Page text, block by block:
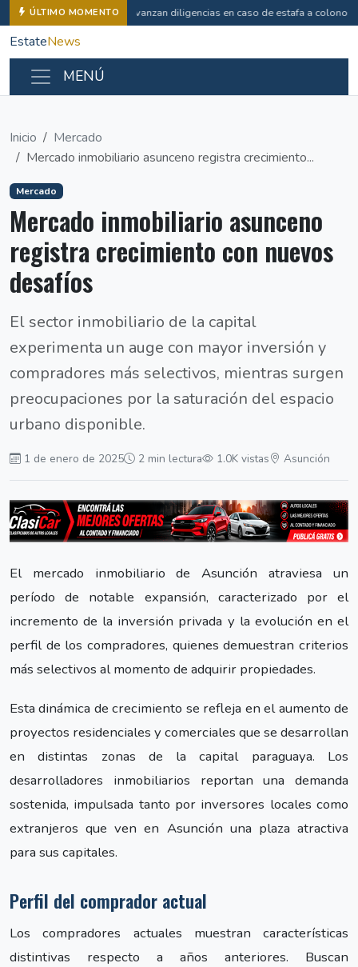
ÚLTIMO MOMENTO Avanzan diligencias en caso de estafa a colonos
EstateNews
MENÚ
Inicio
Mercado
Mercado inmobiliario asunceno registra crecimiento...
Mercado
Mercado inmobiliario asunceno
registra crecimiento con nuevos
desafíos
El sector inmobiliario de la capital
experimenta un auge con mayor inversión y
compradores más selectivos, mientras surgen
preocupaciones por la saturación del espacio
urbano disponible.
1 de enero de 2025 2 min lectura 1.0K vistas Asunción
El mercado inmobiliario de Asunción atraviesa un
período de notable expansión, caracterizado por el
incremento de la inversión privada y la evolución en el
perfil de los compradores, quienes demuestran criterios
más selectivos al momento de adquirir propiedades.
Esta dinámica de crecimiento se refleja en el aumento de
proyectos residenciales y comerciales que se desarrollan
en distintas zonas de la capital paraguaya. Los
desarrolladores inmobiliarios reportan una demanda
sostenida, impulsada tanto por inversores locales como
extranjeros que ven en Asunción una plaza atractiva
para sus capitales.
Perfil del comprador actual
Los compradores actuales muestran características
distintivas respecto a años anteriores. Buscan